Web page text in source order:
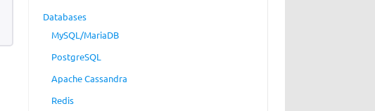
Databases
MySQL/MariaDB
PostgreSQL
Apache Cassandra
Redis